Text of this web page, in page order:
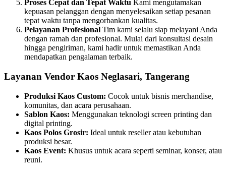
Proses Cepat dan Tepat Waktu Kami mengutamakan
kepuasan pelanggan dengan menyelesaikan setiap pesanan
tepat waktu tanpa mengorbankan kualitas.
Pelayanan Profesional Tim kami selalu siap melayani Anda
dengan ramah dan profesional. Mulai dari konsultasi desain
hingga pengiriman, kami hadir untuk memastikan Anda
mendapatkan pengalaman terbaik.
Layanan Vendor Kaos Neglasari, Tangerang
Produksi Kaos Custom: Cocok untuk bisnis merchandise,
komunitas, dan acara perusahaan.
Sablon Kaos: Menggunakan teknologi screen printing dan
digital printing.
Kaos Polos Grosir: Ideal untuk reseller atau kebutuhan
produksi besar.
Kaos Event: Khusus untuk acara seperti seminar, konser, atau
reuni.